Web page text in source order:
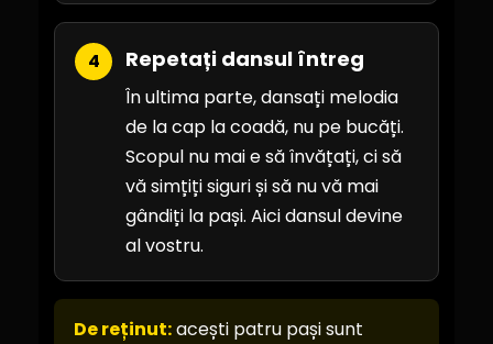
4 Repetați dansul întreg
În ultima parte, dansați melodia
de la cap la coadă, nu pe bucăți.
Scopul nu mai e să învățați, ci să
vă simțiți siguri și să nu vă mai
gândiți la pași. Aici dansul devine
al vostru.
De reținut:acești patru pași sunt